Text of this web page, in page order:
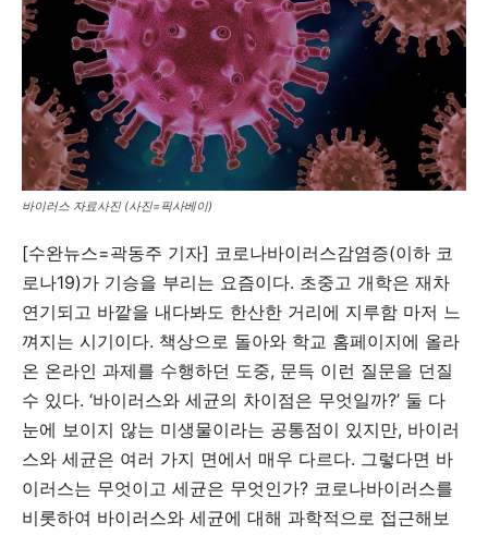
바이러스 자료사진 (사진=픽사베이)
[수완뉴스=곽동주 기자] 코로나바이러스감염증(이하 코
로나19)가 기승을 부리는 요즘이다. 초중고 개학은 재차
연기되고 바깥을 내다봐도 한산한 거리에 지루함 마저 느
껴지는 시기이다. 책상으로 돌아와 학교 홈페이지에 올라
온 온라인 과제를 수행하던 도중, 문득 이런 질문을 던질
수 있다. ‘바이러스와 세균의 차이점은 무엇일까?’ 둘 다
눈에 보이지 않는 미생물이라는 공통점이 있지만, 바이러
스와 세균은 여러 가지 면에서 매우 다르다. 그렇다면 바
이러스는 무엇이고 세균은 무엇인가? 코로나바이러스를
비롯하여 바이러스와 세균에 대해 과학적으로 접근해보